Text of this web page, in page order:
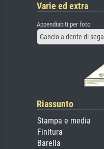
Varie ed extra
Appendiabiti per foto
Gancio a dente di sega
Riassunto
Stampa e media
Finitura
Barella